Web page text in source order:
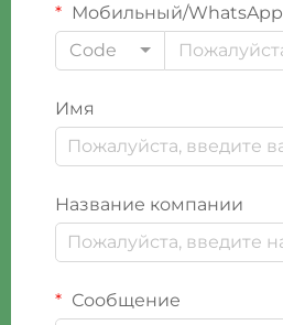
Мобильный/WhatsApp
Code
Имя
Название компании
Сообщение